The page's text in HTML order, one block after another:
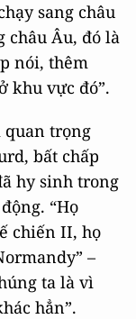
sang châu
châu Âu, đó là
nói, thêm
khu vực đó”.
quan trọng
bất chấp
hy sinh trong
“Họ
chiến II, họ
–
ta là vì
hẳn”.